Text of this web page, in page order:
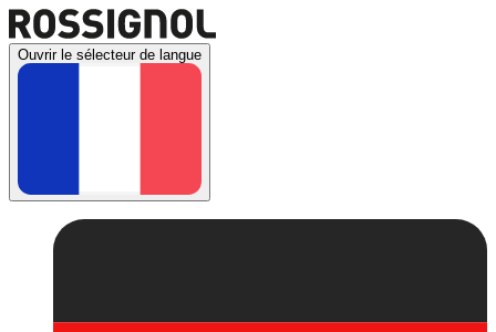
Ouvrir le sélecteur de langue